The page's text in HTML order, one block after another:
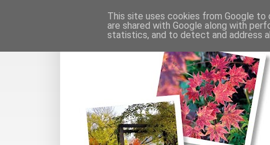
This site uses cookies from Google to
are shared with Google along with
statistics, and to detect and address